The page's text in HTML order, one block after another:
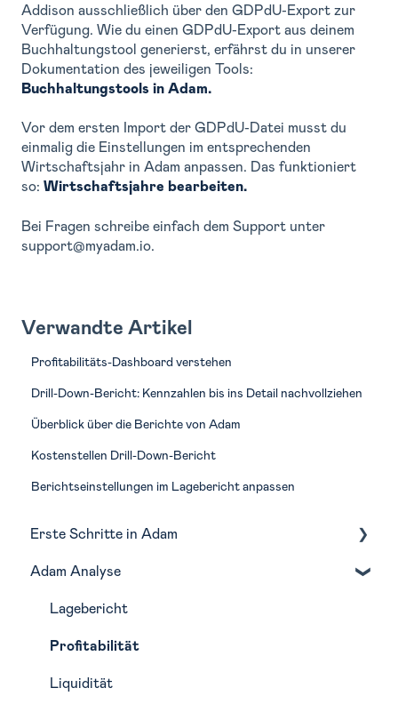
Addison ausschließlich über den GDPdU-Export zur
Verfügung. Wie du einen GDPdU-Export aus deinem
Buchhaltungstool generierst, erfährst du in unserer
Dokumentation des jeweiligen Tools:
Buchhaltungstools in Adam.
Vor dem ersten Import der GDPdU-Datei musst du
einmalig die Einstellungen im entsprechenden
Wirtschaftsjahr in Adam anpassen. Das funktioniert
so: Wirtschaftsjahre bearbeiten.
Bei Fragen schreibe einfach dem Support unter
support@myadam.io.
Verwandte Artikel
Profitabilitäts-Dashboard verstehen
Drill-Down-Bericht: Kennzahlen bis ins Detail nachvollziehen
Überblick über die Berichte von Adam
Kostenstellen Drill-Down-Bericht
Berichtseinstellungen im Lagebericht anpassen
Erste Schritte in Adam
Navigation
Monatliche Routine in Adam
Adam Analyse
Lagebericht
Profitabilität
Liquidität